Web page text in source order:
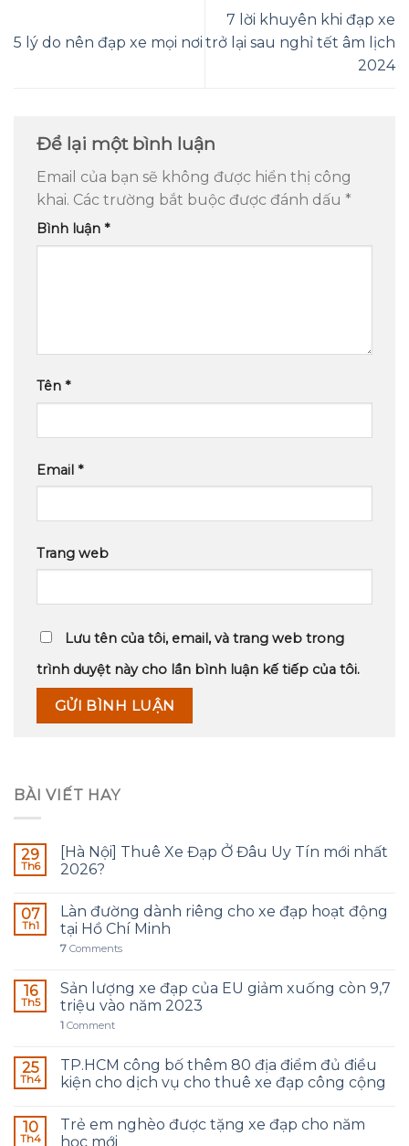
5 lý do nên đạp xe mọi nơi
7 lời khuyên khi đạp xe
trở lại sau nghỉ tết âm lịch
2024
Để lại một bình luận
Email của bạn sẽ không được hiển thị công
khai. Các trường bắt buộc được đánh dấu *
Bình luận *
Tên *
Email *
Trang web
Lưu tên của tôi, email, và trang web trong
trình duyệt này cho lần bình luận kế tiếp của tôi.
BÀI VIẾT HAY
29
Th6
[Hà Nội] Thuê Xe Đạp Ở Đâu Uy Tín mới nhất
2026?
07
Th1
Làn đường dành riêng cho xe đạp hoạt động
tại Hồ Chí Minh
7 Comments
16
Th5
Sản lượng xe đạp của EU giảm xuống còn 9,7
triệu vào năm 2023
1 Comment
25
Th4
TP.HCM công bố thêm 80 địa điểm đủ điều
kiện cho dịch vụ cho thuê xe đạp công cộng
10
Th4
Trẻ em nghèo được tặng xe đạp cho năm
học mới